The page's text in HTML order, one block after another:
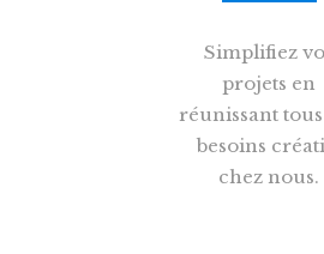
Simplifiez
projets en
réunissant
besoins
chez nous.